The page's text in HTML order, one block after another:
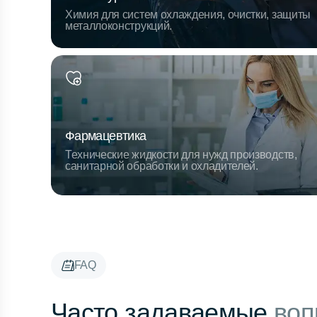
Химия для систем охлаждения, очистки, защиты
металлоконструкций.
Фармацевтика
Технические жидкости для нужд производств,
санитарной обработки и охладителей.
FAQ